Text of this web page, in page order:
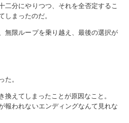
二分にやりつつ、それを全否定するこ
しまったのだ。
無限ループを乗り越え、最後の選択が
た。
換えてしまったことが原因なこと。
報われないエンディングなんて見れな